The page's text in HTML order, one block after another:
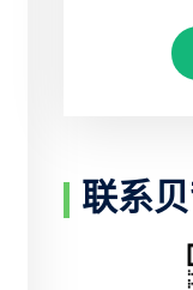
联系